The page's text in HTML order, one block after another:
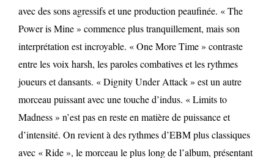
avec des sons agressifs et une production peaufinée. « The
Power is Mine » commence plus tranquillement, mais son
interprétation est incroyable. « One More Time » contraste
entre les voix harsh, les paroles combatives et les rythmes
joueurs et dansants. « Dignity Under Attack » est un autre
morceau puissant avec une touche d’indus. « Limits to
Madness » n’est pas en reste en matière de puissance et
d’intensité. On revient à des rythmes d’EBM plus classiques
avec « Ride », le morceau le plus long de l’album, présentant